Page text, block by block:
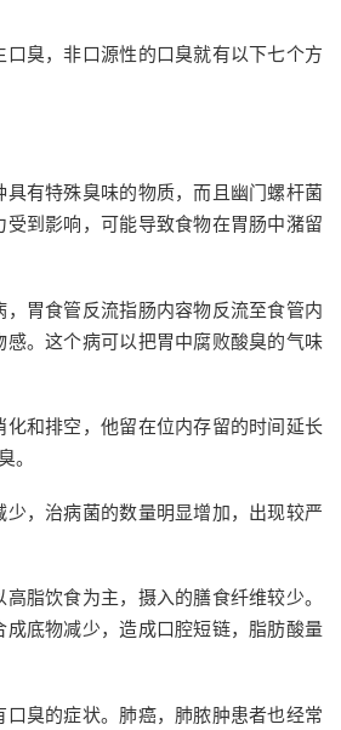
臭，非口源性的口臭就有以下七个方
有特殊臭味的物质，而且幽门螺杆菌
到影响，可能导致食物在胃肠中潴留
胃食管反流指肠内容物反流至食管内
。这个病可以把胃中腐败酸臭的气味
和排空，他留在位内存留的时间延长
。
，治病菌的数量明显增加，出现较严
脂饮食为主，摄入的膳食纤维较少。
底物减少，造成口腔短链，脂肪酸量
臭的症状。肺癌，肺脓肿患者也经常